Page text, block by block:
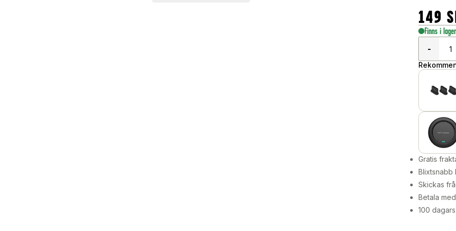
149
Finns i lager
-
Gratis
Blixtsnabb
Skickas
Betala
100